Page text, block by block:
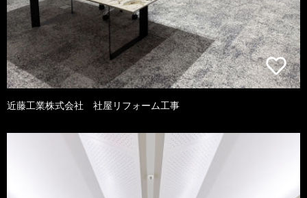
近藤工業株式会社 社屋リフォーム工事